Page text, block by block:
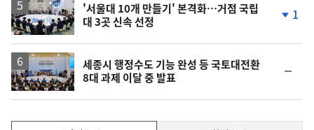
'서울대 10개 만들기' 본격화…거점 국립
대 3곳 신속 선정
하
1
세종시 행정수도 기능 완성 등 국토대전환
8대 과제 이달 중 발표
일